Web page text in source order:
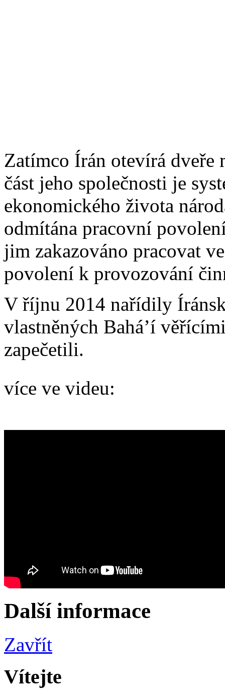
Zatímco Írán otevírá dveře
část jeho společnosti je
ekonomického života
odmítána pracovní
jim zakazováno pracovat
povolení k provozování
V říjnu 2014 nařídily
vlastněných Bahá’í
zapečetili.
více ve videu:
Další informace
Zavřít
Vítejte